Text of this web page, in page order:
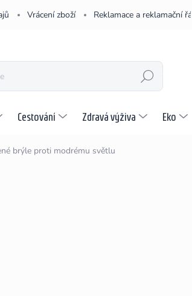
Vrácení zboží Reklamace a reklamační řád
HLEDAT
Cestování Zdravá výživa Eko
brýle proti modrému světlu